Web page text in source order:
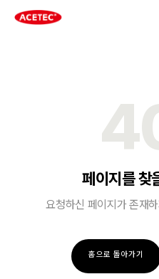
페이지를 찾
요청하신 페이지가 존재
홈으로 돌아가기